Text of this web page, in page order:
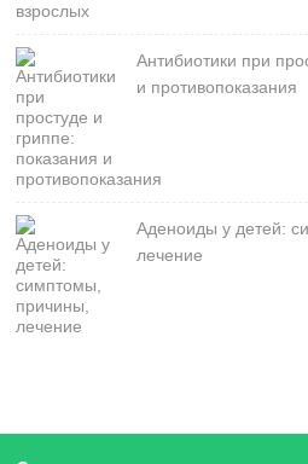
Антибиотики при
и противопоказания
Аденоиды у детей:
лечение